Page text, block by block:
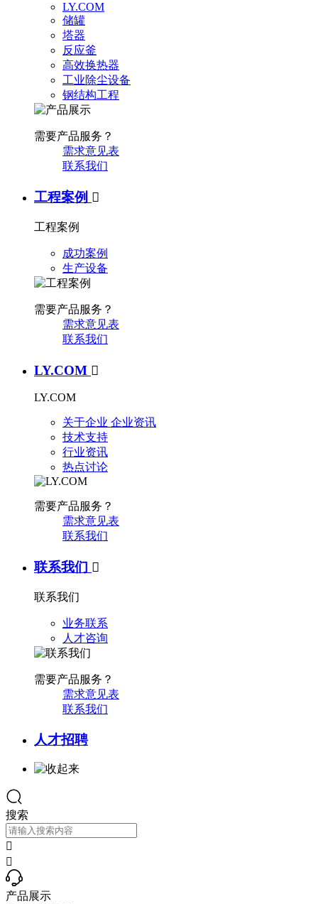
LY.COM
储罐
塔器
反应釜
高效换热器
工业除尘设备
钢结构工程
需要产品服务？
需求意见表
联系我们
工程案例 
工程案例
成功案例
生产设备
需要产品服务？
需求意见表
联系我们
LY.COM 
LY.COM
关于企业 企业资讯
技术支持
行业资讯
热点讨论
需要产品服务？
需求意见表
联系我们
联系我们 
联系我们
业务联系
人才咨询
需要产品服务？
需求意见表
联系我们
人才招聘
搜索


产品展示